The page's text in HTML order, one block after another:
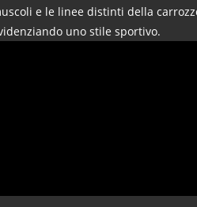
e le linee distinti della
uno stile sportivo.